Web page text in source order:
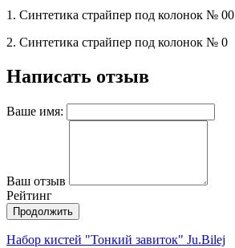
1. Синтетика страйпер под колонок № 00
2. Синтетика страйпер под колонок № 0
Написать отзыв
Ваше имя:
Ваш отзыв
Рейтинг
Продолжить
Набор кистей "Тонкий завиток" Ju.Bilej